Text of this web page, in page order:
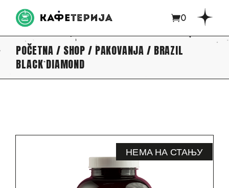
0
POČETNA SHOP PAKOVANJA
BRAZIL
BLACK DIAMOND
НЕМА НА СТАЊУ